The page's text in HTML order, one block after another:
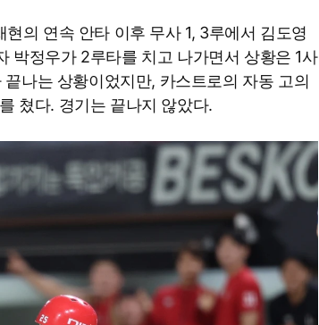
의 연속 안타 이후 무사 1, 3루에서 김도영
박정우가 2루타를 치고 나가면서 상황은 1사
나는 상황이었지만, 카스트로의 자동 고의
쳤다. 경기는 끝나지 않았다.